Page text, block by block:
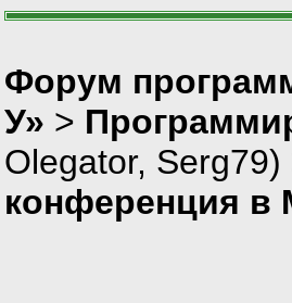
Форум
У» >
Olegator, Serg79)
конференция в